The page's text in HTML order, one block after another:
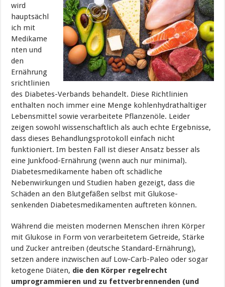
wird
hauptsächl
ich mit
Medikame
nten und
den
Ernährung
srichtlinien
des Diabetes-Verbands behandelt. Diese Richtlinien
enthalten noch immer eine Menge kohlenhydrathaltiger
Lebensmittel sowie verarbeitete Pflanzenöle. Leider
zeigen sowohl wissenschaftlich als auch echte Ergebnisse,
dass dieses Behandlungsprotokoll einfach nicht
funktioniert. Im besten Fall ist dieser Ansatz besser als
eine Junkfood-Ernährung (wenn auch nur minimal).
Diabetesmedikamente haben oft schädliche
Nebenwirkungen und Studien haben gezeigt, dass die
Schäden an den Blutgefäßen selbst mit Glukose-
senkenden Diabetesmedikamenten auftreten können.
Während die meisten modernen Menschen ihren Körper
mit Glukose in Form von verarbeitetem Getreide, Stärke
und Zucker antreiben (deutsche Standard-Ernährung),
setzen andere inzwischen auf Low-Carb-Paleo oder sogar
ketogene Diäten, die den Körper regelrecht
umprogrammieren und zu fettverbrennenden (und